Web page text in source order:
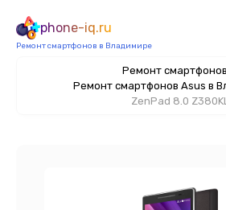
phone-iq.ru
Ремонт смартфонов в Владимире
Ремонт смартфонов
Ремонт смартфонов Asus в
ZenPad 8.0